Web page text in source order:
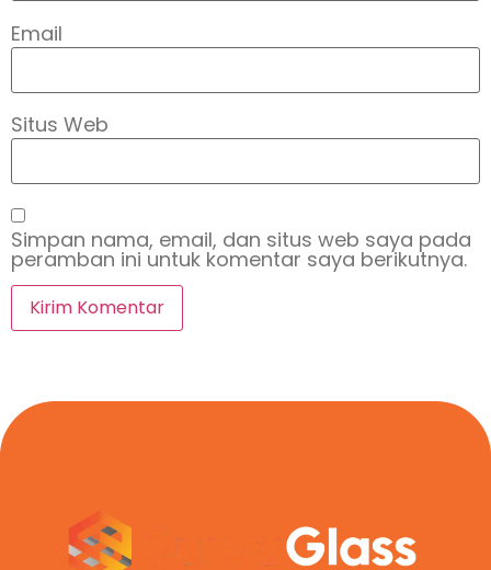
Email
Situs Web
Simpan nama, email, dan situs web saya pada
peramban ini untuk komentar saya berikutnya.